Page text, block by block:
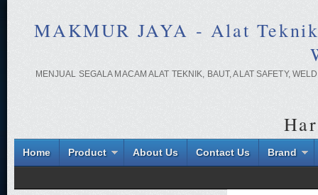
MAKMUR JAYA - Alat
MENJUAL SEGALA MACAM ALAT TEKNIK, BAUT, ALAT SAFETY,
Home Product About Us Contact Us Brand